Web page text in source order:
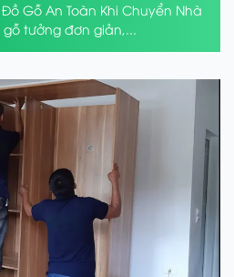
Gỗ An Toàn Khi Chuyển Nhà
tưởng đơn giản,...